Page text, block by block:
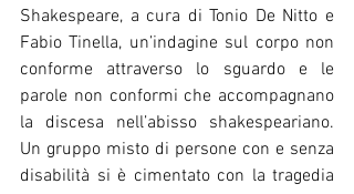
Shakespeare, a cura di Tonio De Nitto e
Fabio Tinella, un’indagine sul corpo non
conforme attraverso lo sguardo e le
parole non conformi che accompagnano
la discesa nell’abisso shakespeariano.
Un gruppo misto di persone con e senza
disabilità si è cimentato con la tragedia